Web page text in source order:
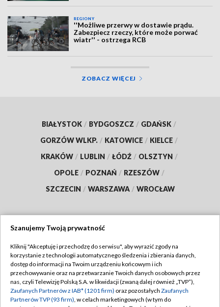
REGIONY
''Możliwe przerwy w dostawie prądu.
Zabezpiecz rzeczy, które może porwać
wiatr'' - ostrzega RCB
ZOBACZ WIĘCEJ
BIAŁYSTOK / BYDGOSZCZ / GDAŃSK /
GORZÓW WLKP. / KATOWICE / KIELCE /
KRAKÓW / LUBLIN / ŁÓDŹ / OLSZTYN /
OPOLE / POZNAŃ / RZESZÓW /
SZCZECIN / WARSZAWA / WROCŁAW
TVP
Abonament TVP
Emisja w TVP
Centrum informacji TVP
Regulamin TVP
Polityka prywatności
Szanujemy Twoją prywatność
Kliknij "Akceptuję i przechodzę do serwisu", aby wyrazić zgody na
korzystanie z technologii automatycznego śledzenia i zbierania danych,
dostęp do informacji na Twoim urządzeniu końcowym i ich
przechowywanie oraz na przetwarzanie Twoich danych osobowych przez
nas, czyli Telewizję Polską S.A. w likwidacji (zwaną dalej również „TVP”),
Zaufanych Partnerów z IAB* (1201 firm) oraz pozostałych Zaufanych
Partnerów TVP (93 firm), w celach marketingowych (w tym do